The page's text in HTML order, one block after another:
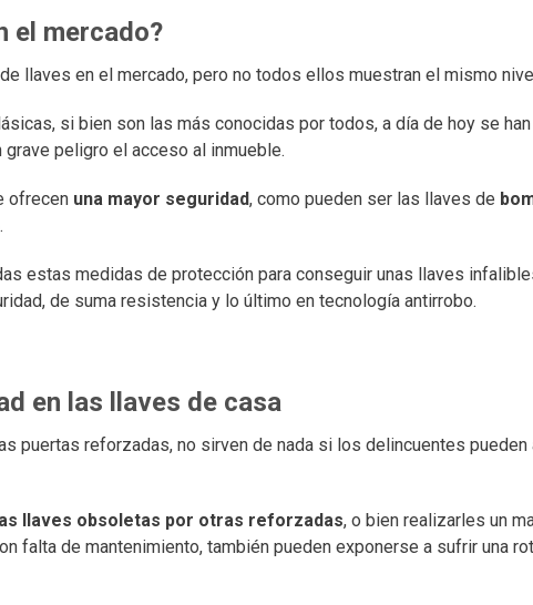
el mercado?
llaves en el mercado, pero no todos ellos muestran el mismo
si bien son las más conocidas por todos, a día de hoy se
peligro el acceso al inmueble.
ofrecen una mayor seguridad, como pueden ser las llaves de
estas medidas de protección para conseguir unas llaves
de suma resistencia y lo último en tecnología antirrobo.
en las llaves de casa
puertas reforzadas, no sirven de nada si los delincuentes
llaves obsoletas por otras reforzadas, o bien realizarles un
falta de mantenimiento, también pueden exponerse a sufrir una